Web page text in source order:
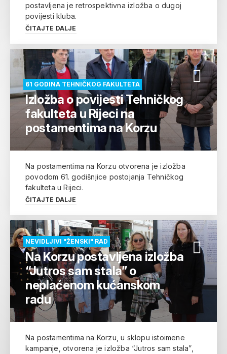
postavljena je retrospektivna izložba o dugoj
povijesti kluba.
ČITAJTE DALJE
61 GODINA TEHNIČKOG FAKULTETA
Izložba o povijesti Tehničkog
fakulteta u Rijeci na
postamentima na Korzu
Na postamentima na Korzu otvorena je izložba
povodom 61. godišnjice postojanja Tehničkog
fakulteta u Rijeci.
ČITAJTE DALJE
NEVIDLJIVI "ŽENSKI" RAD
Na Korzu postavljena izložba
“Jutros sam stala” o
neplaćenom kućanskom
radu
Na postamentima na Korzu, u sklopu istoimene
kampanje, otvorena je izložba “Jutros sam stala”,